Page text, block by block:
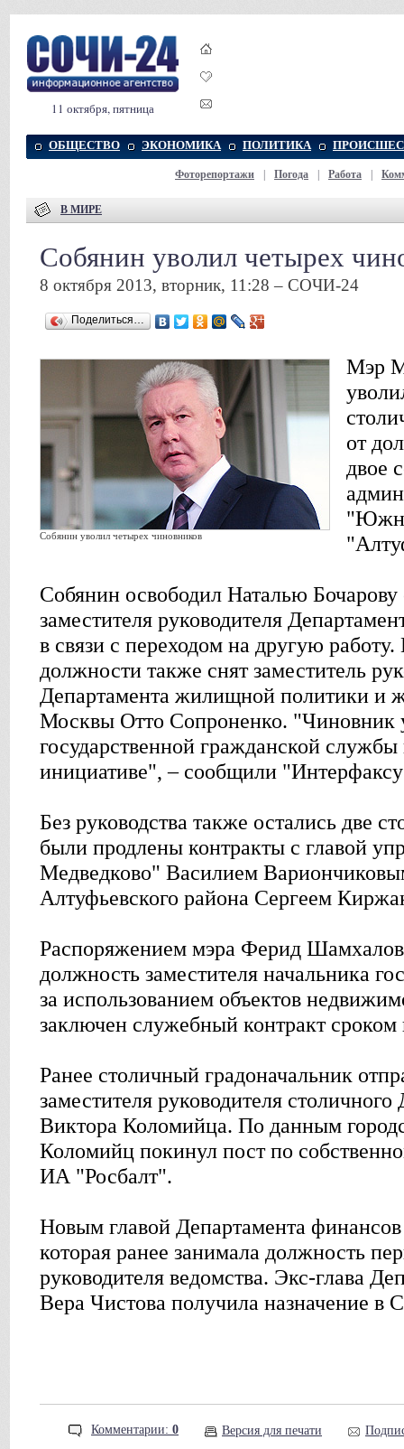
11 октября, пятница
ОБЩЕСТВО ЭКОНОМИКА ПОЛИТИКА
Фоторепортажи Погода Работа
В МИРЕ
Собянин уволил четырех
8 октября 2013, вторник, 11:28 – СОЧИ-24
Поделиться…
Собянин уволил четырех чиновников
Мэр
от
двое
Cобянин освободил Наталью
заместителя руководителя
в связи с переходом на другую
должности также снят заместитель
Департамента жилищной политики и
Москвы Отто Сопроненко. "Чиновник
государственной гражданской службы
инициативе", – сообщили
Без руководства также остались две
были продлены контракты с главой
Медведково" Василием
Алтуфьевского района Сергеем
Распоряжением мэра Ферид Шамхалов
должность заместителя начальника
за использованием объектов
заключен служебный контракт сроком
Ранее столичный градоначальник
заместителя руководителя
Виктора Коломийца. По данным
Коломийц покинул пост по
ИА "Росбалт".
Новым главой Департамента финансов
которая ранее занимала должность
руководителя ведомства. Экс-глава
Вера Чистова получила назначение в
Комментарии: 0 Версия для печати